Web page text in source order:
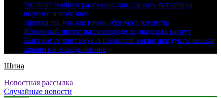
Эксперт Войнов рассказал, как сделать бутерброд
вкуснее и полезнее
Правда ли, что косточки абрикоса ядовиты
Яблочный пирог на сковороде за двадцать минут
Быстрее теряют вкус и портятся: какие продукты нельзя
хранить в холодильнике
Шина
Новостная рассылка
Случайные новости